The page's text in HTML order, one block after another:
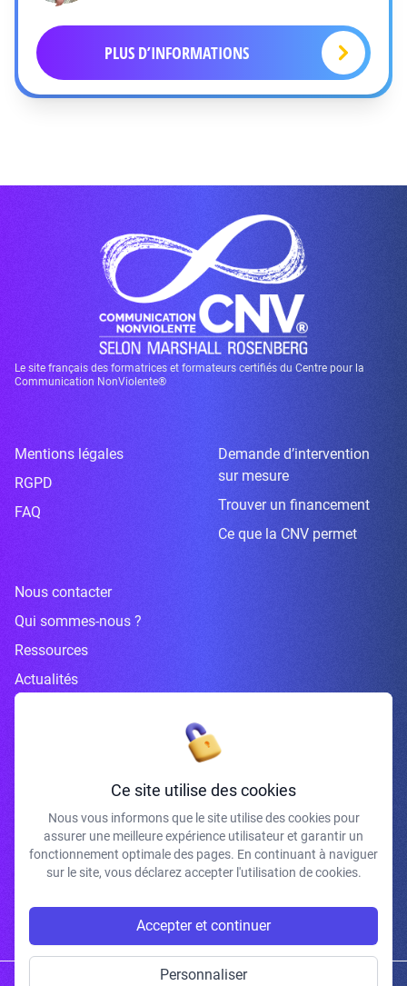
PLUS D’INFORMATIONS
Le site français des formatrices et formateurs certifiés du Centre pour la
Communication NonViolente®
Mentions légales
RGPD
FAQ
Demande d’intervention
sur mesure
Trouver un financement
Ce que la CNV permet
Nous contacter
Qui sommes-nous ?
Ressources
Actualités
Inscrivez-vous à la newsletter
J'accepte de recevoir vos e-mails et confirme avoir pris connaissance de
votre politique de confidentialité et mentions légales.
Ce site utilise des cookies
Nous vous informons que le site utilise des cookies pour
assurer une meilleure expérience utilisateur et garantir un
fonctionnement optimale des pages. En continuant à naviguer
sur le site, vous déclarez accepter l'utilisation de cookies.
Accepter et continuer
Personnaliser